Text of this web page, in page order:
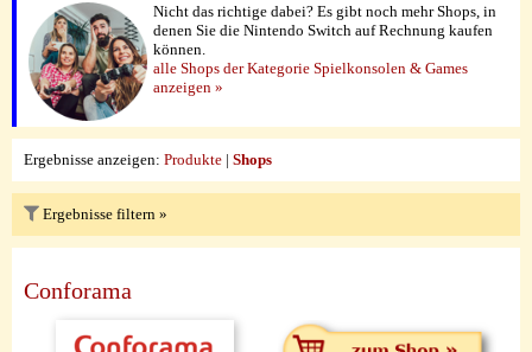
beliebten Mitbringsel, zum Beispiel wenn man mal bei
Freunden vorbeischaut.
Nicht das richtige dabei? Es gibt noch mehr Shops, in
denen Sie die Nintendo Switch auf Rechnung kaufen
können.
alle Shops der Kategorie Spielkonsolen & Games
anzeigen »
Ergebnisse anzeigen: Produkte | Shops
Ergebnisse filtern »
Conforama